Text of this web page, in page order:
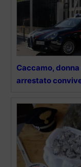
Caccamo,
arrestato